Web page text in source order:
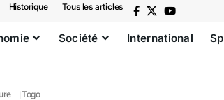
Historique Tous les articles
Société International
Togo